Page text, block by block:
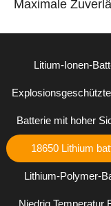
Maximale
Litium-Ionen-
Batterie mit hoher
18650 Lithium
Lithium-Polymer-